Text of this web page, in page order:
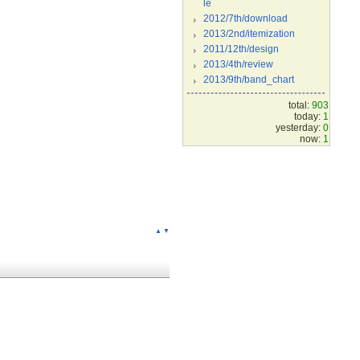
▲ ▼
le
2012/7th/download
2013/2nd/itemization
2011/12th/design
2013/4th/review
2013/9th/band_chart
total: 903
today: 1
yesterday: 0
now: 1